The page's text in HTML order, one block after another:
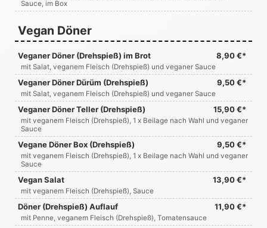
Sauce, im Box
Vegan Döner
Veganer Döner (Drehspieß) im Brot 8,90 €*
mit Salat, veganem Fleisch (Drehspieß) und veganer Sauce
Veganer Döner Dürüm (Drehspieß) 9,50 €*
mit Salat, veganem Fleisch (Drehspieß) und veganer Sauce
Veganer Döner Teller (Drehspieß) 15,90 €*
mit veganem Fleisch (Drehspieß), 1 x Beilage nach Wahl und veganer
Sauce
Vegane Döner Box (Drehspieß) 9,50 €*
mit veganem Fleisch (Drehspieß), 1 x Beilage nach Wahl und veganer
Sauce
Vegan Salat 13,90 €*
mit veganem Fleisch (Drehspieß), Sauce
Döner (Drehspieß) Auflauf 11,90 €*
mit Penne, veganem Fleisch (Drehspieß), Tomatensauce